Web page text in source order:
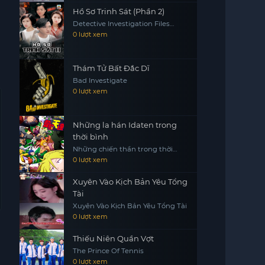
Hồ Sơ Trinh Sát (Phần 2)
Detective Investigation Files
(Season 2)
0 lượt xem
Thám Tử Bất Đắc Dĩ
Bad Investigate
0 lượt xem
Những la hán Idaten trong
thời bình
Những chiến thần trong thời
bình Heion Sedai no Idaten-tachi
0 lượt xem
Xuyên Vào Kịch Bản Yêu Tổng
Tài
Xuyên Vào Kịch Bản Yêu Tổng Tài
0 lượt xem
Thiếu Niên Quần Vợt
The Prince Of Tennis
0 lượt xem